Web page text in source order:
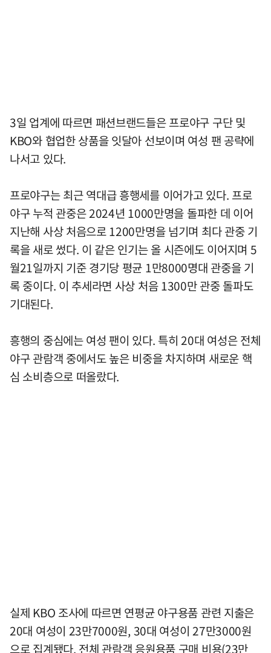
3일 업계에 따르면 패션브랜드들은 프로야구 구단 및
KBO와 협업한 상품을 잇달아 선보이며 여성 팬 공략에
나서고 있다.
프로야구는 최근 역대급 흥행세를 이어가고 있다. 프로
야구 누적 관중은 2024년 1000만명을 돌파한 데 이어
지난해 사상 처음으로 1200만명을 넘기며 최다 관중 기
록을 새로 썼다. 이 같은 인기는 올 시즌에도 이어지며 5
월21일까지 기준 경기당 평균 1만8000명대 관중을 기
록 중이다. 이 추세라면 사상 처음 1300만 관중 돌파도
기대된다.
흥행의 중심에는 여성 팬이 있다. 특히 20대 여성은 전체
야구 관람객 중에서도 높은 비중을 차지하며 새로운 핵
심 소비층으로 떠올랐다.
실제 KBO 조사에 따르면 연평균 야구용품 관련 지출은
20대 여성이 23만7000원, 30대 여성이 27만3000원
으로 집계됐다. 전체 관람객 응원용품 구매 비용(23만